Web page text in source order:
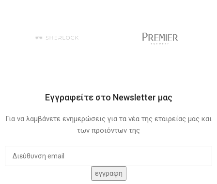
Εγγραφείτε στο Newsletter μας
Για να λαμβάνετε ενημερώσεις για τα νέα της εταιρείας μας και
των προιόντων της